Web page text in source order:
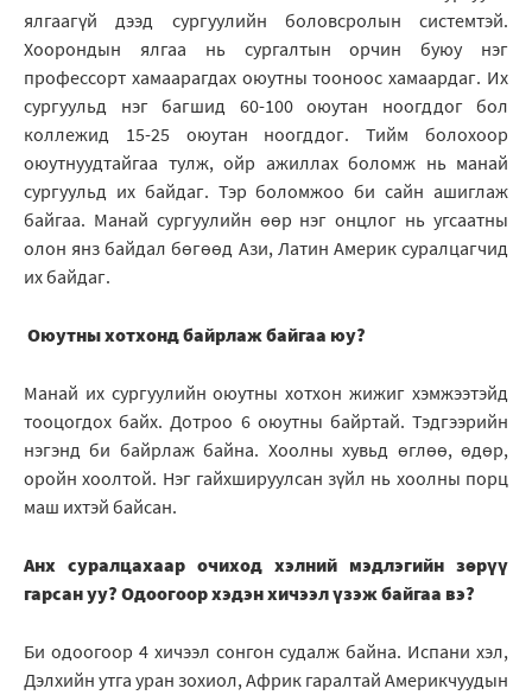
ялгаагүй дээд сургуулийн боловсролын системтэй.
Хоорондын ялгаа нь сургалтын орчин буюу нэг
профессорт хамаарагдах оюутны тооноос хамаардаг. Их
сургуульд нэг багшид 60-100 оюутан ноогддог бол
коллежид 15-25 оюутан ноогддог. Тийм болохоор
оюутнуудтайгаа тулж, ойр ажиллах боломж нь манай
сургуульд их байдаг. Тэр боломжоо би сайн ашиглаж
байгаа. Манай сургуулийн өөр нэг онцлог нь угсаатны
олон янз байдал бөгөөд Ази, Латин Америк суралцагчид
их байдаг.
Оюутны хотхонд байрлаж байгаа юу?
Манай их сургуулийн оюутны хотхон жижиг хэмжээтэйд
тооцогдох байх. Дотроо 6 оюутны байртай. Тэдгээрийн
нэгэнд би байрлаж байна. Хоолны хувьд өглөө, өдөр,
оройн хоолтой. Нэг гайхшируулсан зүйл нь хоолны порц
маш ихтэй байсан.
Анх суралцахаар очиход хэлний мэдлэгийн зөрүү
гарсан уу? Одоогоор хэдэн хичээл үзэж байгаа вэ?
Би одоогоор 4 хичээл сонгон судалж байна. Испани хэл,
Дэлхийн утга уран зохиол, Африк гаралтай Америкчуудын